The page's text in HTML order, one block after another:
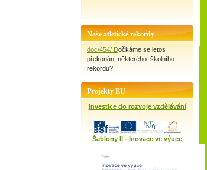
Naše atletické rekordy
doc/454/ Dočkáme se letos
překonání některého školního
rekordu?
Projekty EU
Investice do rozvoje vzdělávání
Šablony II - Inovace ve výuce